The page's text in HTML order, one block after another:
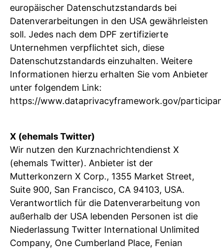
europäischer Datenschutzstandards bei
Datenverarbeitungen in den USA gewährleisten
soll. Jedes nach dem DPF zertifizierte
Unternehmen verpflichtet sich, diese
Datenschutzstandards einzuhalten. Weitere
Informationen hierzu erhalten Sie vom Anbieter
unter folgendem Link:
https://www.dataprivacyframework.gov/
X (ehemals Twitter)
Wir nutzen den Kurznachrichtendienst X
(ehemals Twitter). Anbieter ist der
Mutterkonzern X Corp., 1355 Market Street,
Suite 900, San Francisco, CA 94103, USA.
Verantwortlich für die Datenverarbeitung von
außerhalb der USA lebenden Personen ist die
Niederlassung Twitter International Unlimited
Company, One Cumberland Place, Fenian